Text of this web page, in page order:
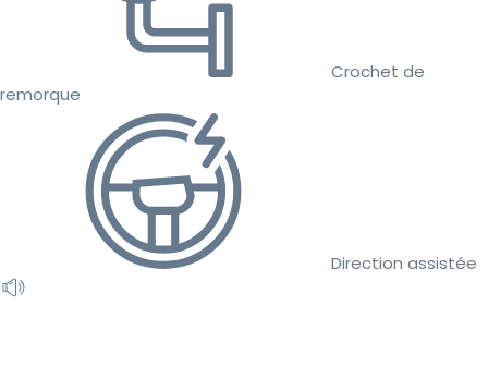
Crochet de
remorque
Direction assistée